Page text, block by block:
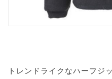
トレンドライクなハーフジ